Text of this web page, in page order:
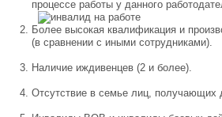
процессе работы у данного
Более высокая квалификация и
(в сравнении с иными сотрудниками).
Наличие иждивенцев (2 и более).
Отсутствие в семье лиц, получающих